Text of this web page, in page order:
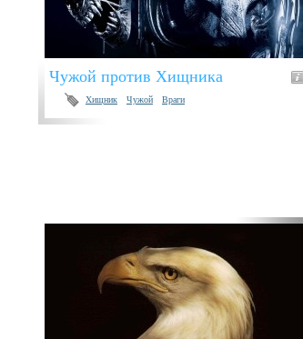
Чужой против Хищника
Хищник Чужой Враги